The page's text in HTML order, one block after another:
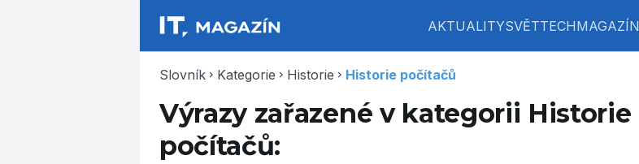
AKTUALITYSVĚTTECHMAGAZÍN
Slovník chevron_right Kategorie chevron_right Historie chevron_right Historie počítačů
Výrazy zařazené v kategorii Historie
počítačů: